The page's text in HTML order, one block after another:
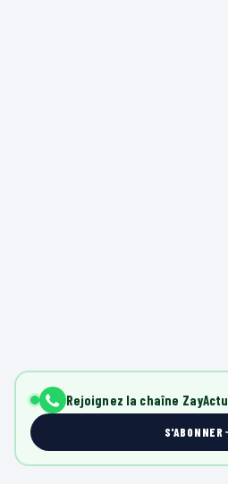
Rejoignez la chaîne ZayActu
S'ABONNER